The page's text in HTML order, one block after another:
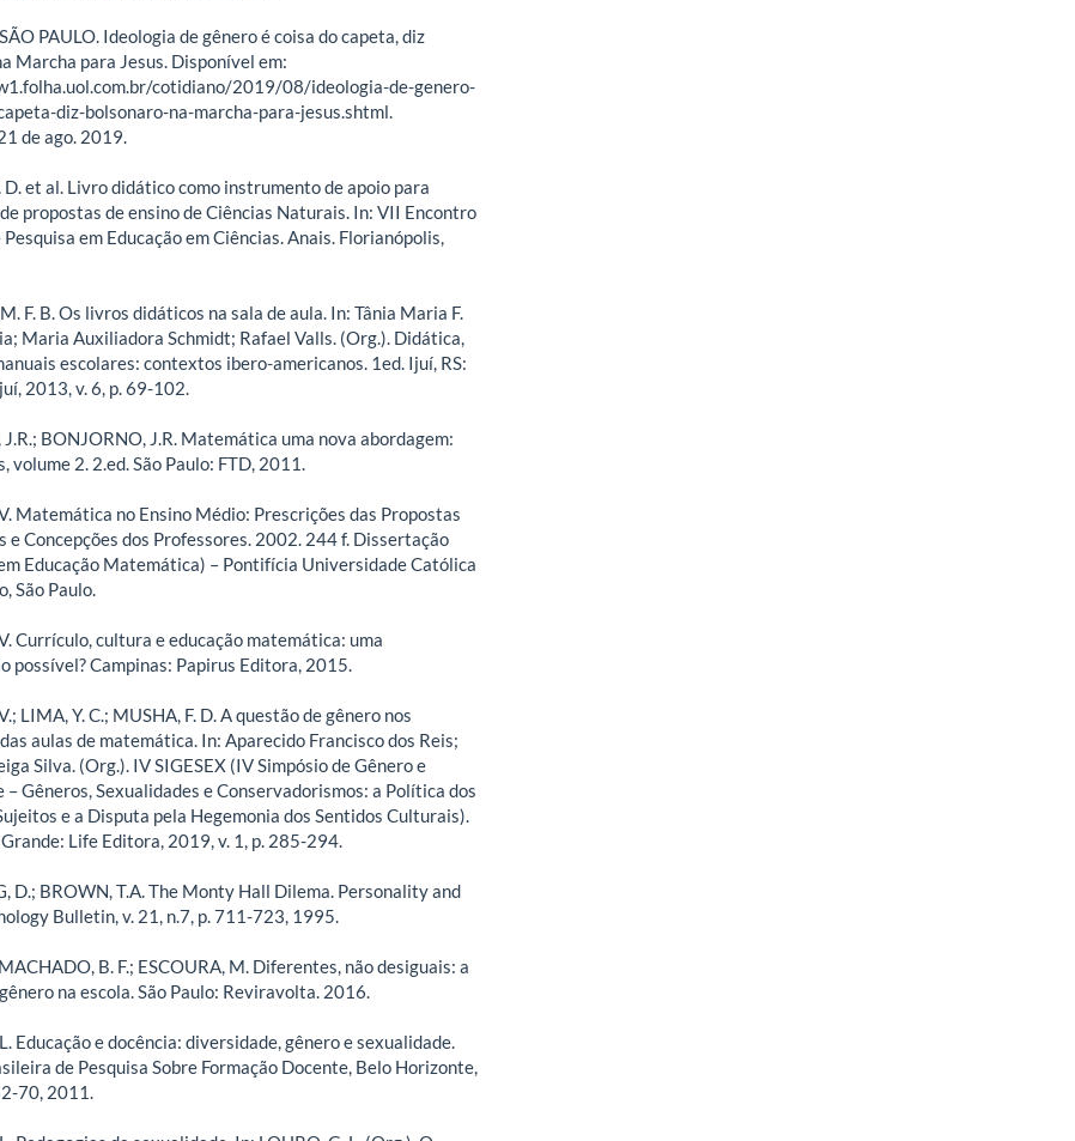
PAULO. Ideologia de gênero é coisa do capeta, diz
Marcha para Jesus. Disponível em:
cotidiano/2019/08/ideologia-de-genero-
diz-bolsonaro-na-marcha-para-jesus.shtml.
de ago. 2019.
D. et al. Livro didático como instrumento de apoio para
propostas de ensino de Ciências Naturais. In: VII Encontro
em Educação em Ciências. Anais. Florianópolis,
F. B. Os livros didáticos na sala de aula. In: Tânia Maria F.
Maria Auxiliadora Schmidt; Rafael Valls. (Org.). Didática,
escolares: contextos ibero-americanos. 1ed. Ijuí, RS:
2013, v. 6, p. 69-102.
BONJORNO, J.R. Matemática uma nova abordagem:
volume 2. 2.ed. São Paulo: FTD, 2011.
Matemática no Ensino Médio: Prescrições das Propostas
e Concepções dos Professores. 2002. 244 f. Dissertação
Educação Matemática) – Pontifícia Universidade Católica
São Paulo.
Currículo, cultura e educação matemática: uma
possível? Campinas: Papirus Editora, 2015.
LIMA, Y. C.; MUSHA, F. D. A questão de gênero nos
aulas de matemática. In: Aparecido Francisco dos Reis;
Silva. (Org.). IV SIGESEX (IV Simpósio de Gênero e
– Gêneros, Sexualidades e Conservadorismos: a Política dos
e a Disputa pela Hegemonia dos Sentidos Culturais).
Life Editora, 2019, v. 1, p. 285-294.
D.; BROWN, T.A. The Monty Hall Dilema. Personality and
Bulletin, v. 21, n.7, p. 711-723, 1995.
B. F.; ESCOURA, M. Diferentes, não desiguais: a
na escola. São Paulo: Reviravolta. 2016.
Educação e docência: diversidade, gênero e sexualidade.
de Pesquisa Sobre Formação Docente, Belo Horizonte,
70, 2011.